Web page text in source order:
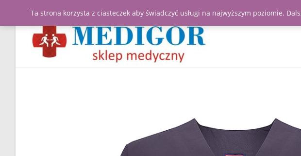
Ta strona korzysta z ciasteczek aby świadczyć usługi na najwyższym poziomie.